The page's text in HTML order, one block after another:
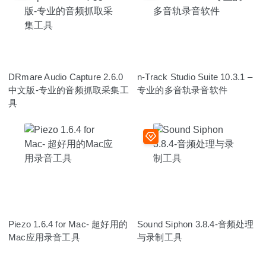
DRmare Audio Capture 2.6.0
中文版-专业的音频抓取采集工
具
n-Track Studio Suite 10.3.1 –
专业的多音轨录音软件
Piezo 1.6.4 for Mac- 超好用的
Mac应用录音工具
Sound Siphon 3.8.4-音频处理
与录制工具